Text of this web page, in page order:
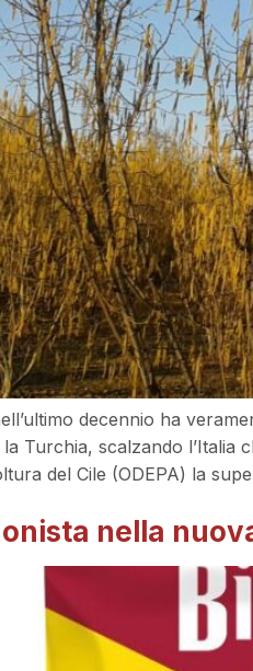
decennio ha
Turchia, scalzando
del Cile (ODEPA) la
nella